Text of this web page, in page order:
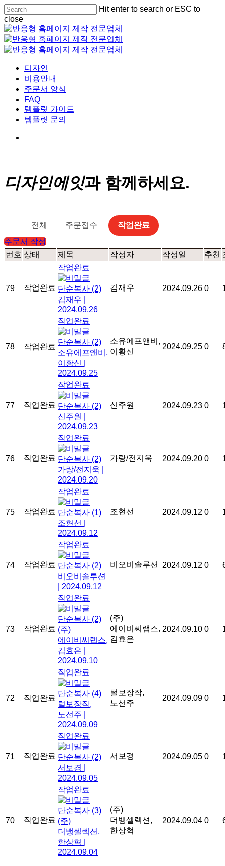
Skip
to
main
content
Hit enter to search or ESC to
close
Close
Search
Menu
디자인
비용안내
주문서 양식
FAQ
템플릿 가이드
템플릿 문의
디자인에잇과 함께하세요.
전체 주문접수
작업완료
주문서 작성
번호 상태 제목 작성자 작성일 추천
79 작업완료
작업완료
단순복사 (2)
김재우
2024.09.26
김재우 2024.09.26 0
78 작업완료
작업완료
단순복사 (2)
소유에프앤비,
이황신
2024.09.25
소유에프앤비,
이황신
2024.09.25 0
77 작업완료
작업완료
단순복사 (2)
신주원
2024.09.23
신주원 2024.09.23 0
76 작업완료
작업완료
단순복사 (2)
가랑/전지욱
2024.09.20
가랑/전지욱 2024.09.20 0
75 작업완료
작업완료
단순복사 (1)
조현선
2024.09.12
조현선 2024.09.12 0
74 작업완료
작업완료
단순복사 (2)
비오비솔루션
2024.09.12
비오비솔루션 2024.09.12 0
73 작업완료
작업완료
단순복사 (2)
(주)
에이비씨랩스,
김효은
2024.09.10
(주)
에이비씨랩스,
김효은
2024.09.10 0
72 작업완료
작업완료
단순복사 (4)
털보장작,
노선주
2024.09.09
털보장작,
노선주
2024.09.09 0
71 작업완료
작업완료
단순복사 (2)
서보경
2024.09.05
서보경 2024.09.05 0
70 작업완료
작업완료
단순복사 (3)
(주)
더뱅셀렉션,
한상혁
2024.09.04
(주)
더뱅셀렉션,
한상혁
2024.09.04 0